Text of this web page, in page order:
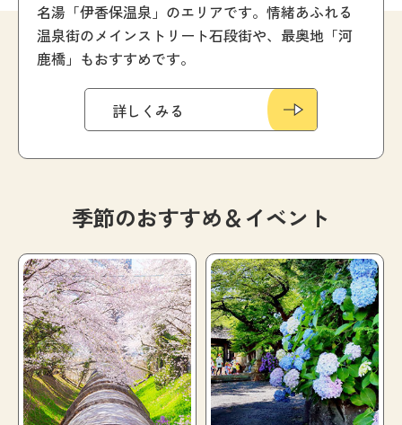
名湯「伊香保温泉」のエリアです。情緒あふれる
温泉街のメインストリート石段街や、最奥地「河
鹿橋」もおすすめです。
詳しくみる
季節のおすすめ＆イベント